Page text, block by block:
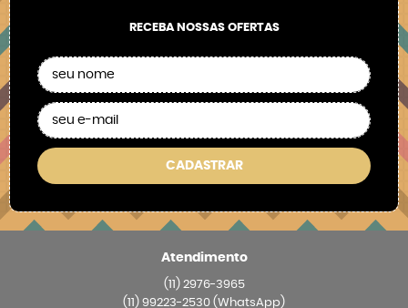
RECEBA NOSSAS OFERTAS
CADASTRAR
Atendimento
(11)2976-3965
(11) 99223-2530 (WhatsApp)